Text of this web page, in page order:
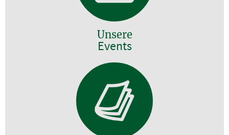
Unsere
Events